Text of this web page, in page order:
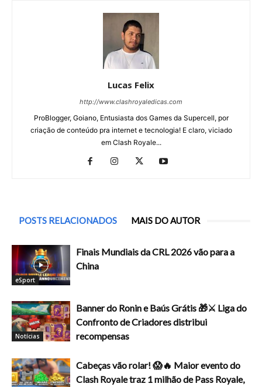
Lucas Felix
http://www.clashroyaledicas.com
ProBlogger, Goiano, Entusiasta dos Games da Supercell, por
criação de conteúdo pra internet e tecnologia! E claro, viciado
em Clash Royale...
POSTS RELACIONADOS MAIS DO AUTOR
eSport
Finais Mundiais da CRL 2026 vão para a
China
Notícias
Banner do Ronin e Baús Grátis 🎁⚔️ Liga do
Confronto de Criadores distribui
recompensas
Cabeças vão rolar! 😱🔥 Maior evento do
Clash Royale traz 1 milhão de Pass Royale,